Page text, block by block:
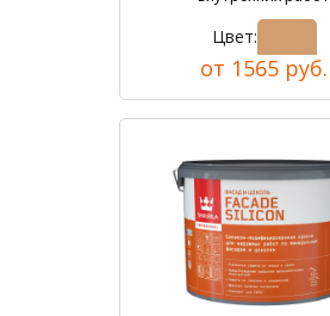
Цвет:
от 1565 руб.